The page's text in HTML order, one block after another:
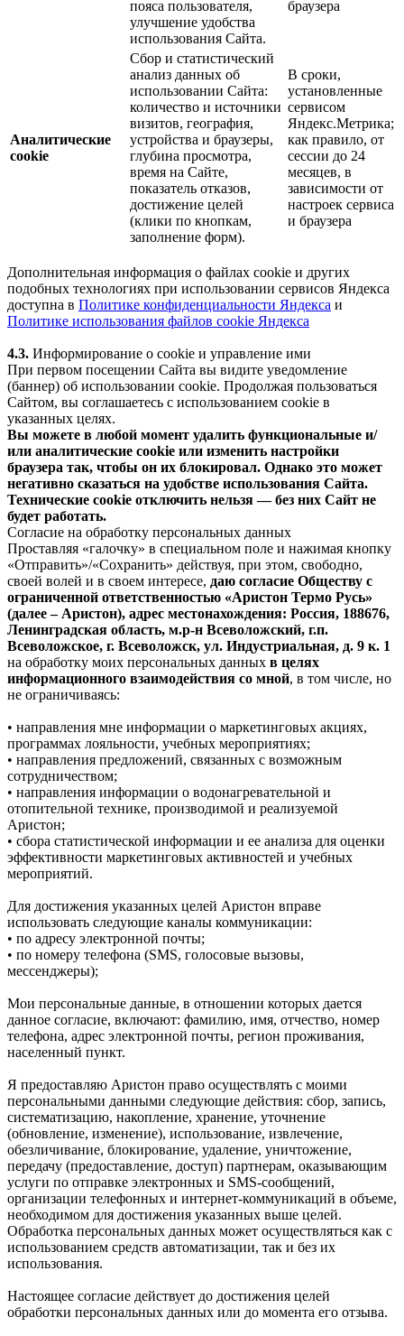
пояса пользователя,
улучшение удобства
использования Сайта.
браузера
Аналитические
cookie
Сбор и статистический
анализ данных об
использовании Сайта:
количество и источники
визитов, география,
устройства и браузеры,
глубина просмотра,
время на Сайте,
показатель отказов,
достижение целей
(клики по кнопкам,
заполнение форм).
В сроки,
установленные
сервисом
Яндекс.Метрика;
как правило, от
сессии до 24
месяцев, в
зависимости от
настроек сервиса
и браузера
Дополнительная информация о файлах cookie и других
подобных технологиях при использовании сервисов Яндекса
доступна в Политике конфиденциальности Яндекса и
Политике использования файлов cookie Яндекса
4.3. Информирование о cookie и управление ими
При первом посещении Сайта вы видите уведомление
(баннер) об использовании cookie. Продолжая пользоваться
Сайтом, вы соглашаетесь с использованием cookie в
указанных целях.
Вы можете в любой момент удалить функциональные и/
или аналитические cookie или изменить настройки
браузера так, чтобы он их блокировал. Однако это может
негативно сказаться на удобстве использования Сайта.
Технические cookie отключить нельзя — без них Сайт не
будет работать.
Согласие на обработку персональных данных
Проставляя «галочку» в специальном поле и нажимая кнопку
«Отправить»/«Сохранить» действуя, при этом, свободно,
своей волей и в своем интересе, даю согласие Обществу с
ограниченной ответственностью «Аристон Термо Русь»
(далее – Аристон), адрес местонахождения: Россия, 188676,
Ленинградская область, м.р-н Всеволожский, г.п.
Всеволожское, г. Всеволожск, ул. Индустриальная, д. 9 к. 1
на обработку моих персональных данных в целях
информационного взаимодействия со мной, в том числе, но
не ограничиваясь:
• направления мне информации о маркетинговых акциях,
программах лояльности, учебных мероприятиях;
• направления предложений, связанных с возможным
сотрудничеством;
• направления информации о водонагревательной и
отопительной технике, производимой и реализуемой
Аристон;
• сбора статистической информации и ее анализа для оценки
эффективности маркетинговых активностей и учебных
мероприятий.
Для достижения указанных целей Аристон вправе
использовать следующие каналы коммуникации:
• по адресу электронной почты;
• по номеру телефона (SMS, голосовые вызовы,
мессенджеры);
Мои персональные данные, в отношении которых дается
данное согласие, включают: фамилию, имя, отчество, номер
телефона, адрес электронной почты, регион проживания,
населенный пункт.
Я предоставляю Аристон право осуществлять с моими
персональными данными следующие действия: сбор, запись,
систематизацию, накопление, хранение, уточнение
(обновление, изменение), использование, извлечение,
обезличивание, блокирование, удаление, уничтожение,
передачу (предоставление, доступ) партнерам, оказывающим
услуги по отправке электронных и SMS‑сообщений,
организации телефонных и интернет‑коммуникаций в объеме,
необходимом для достижения указанных выше целей.
Обработка персональных данных может осуществляться как с
использованием средств автоматизации, так и без их
использования.
Настоящее согласие действует до достижения целей
обработки персональных данных или до момента его отзыва.